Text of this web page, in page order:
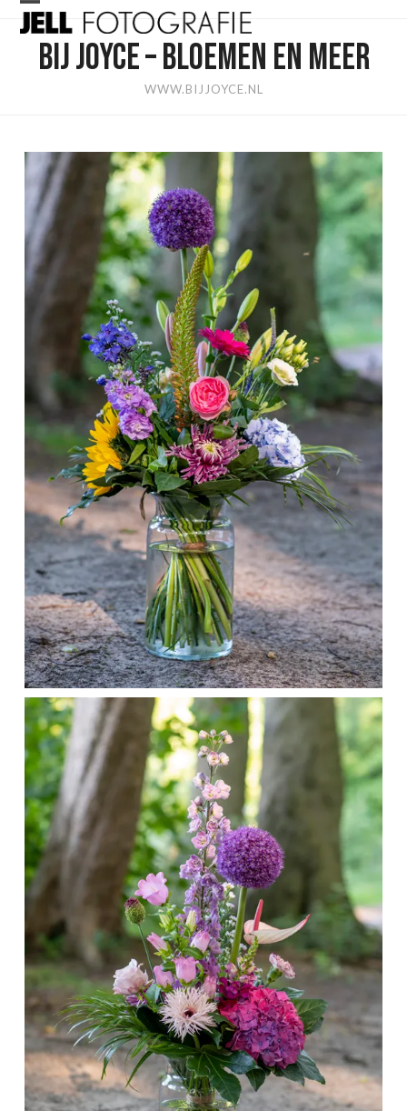
Skip
content
Open
mobile
Close
mobile
BIJ JOYCE – BLOEMEN EN MEER
WWW.BIJJOYCE.NL